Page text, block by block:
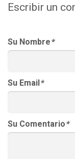
Escribir un
Su Nombre*
Su Email*
Su Comentario*